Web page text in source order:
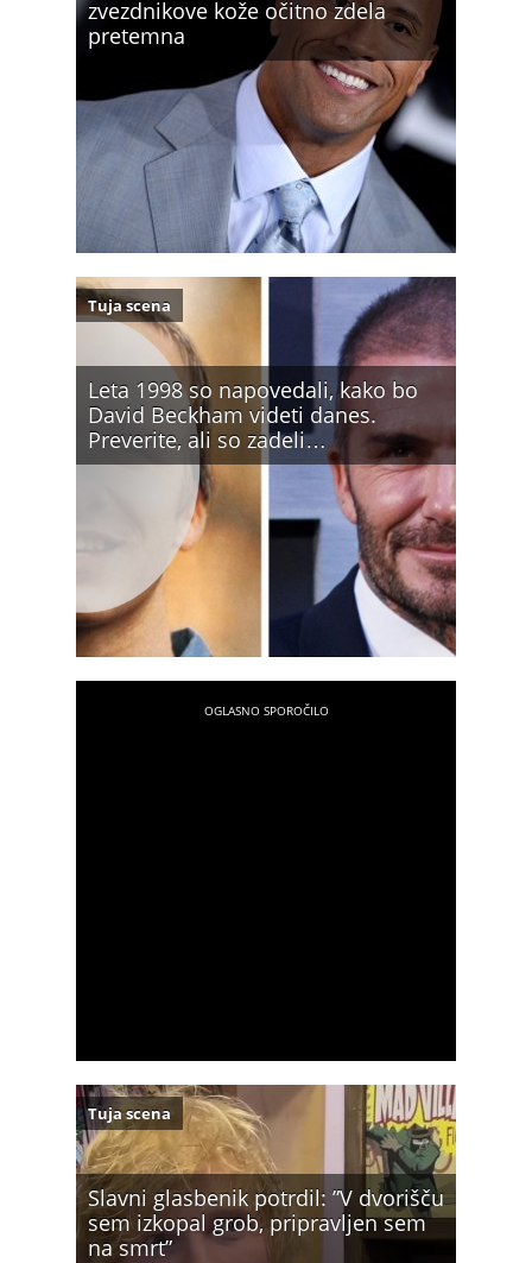
zvezdnikove kože očitno zdela
pretemna
Leta 1998 so napovedali, kako bo
David Beckham videti danes.
Preverite, ali so zadeli…
Tuja scena
Slavni glasbenik potrdil: ”V dvorišču
sem izkopal grob, pripravljen sem
na smrt”
Tuja scena